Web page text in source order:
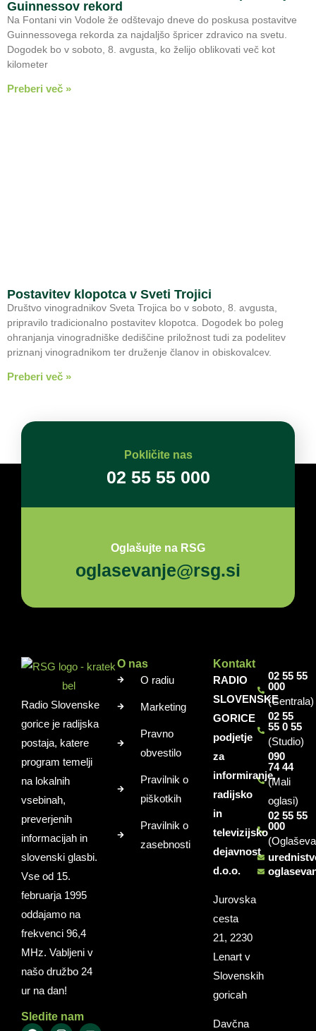
Guinnessov rekord
Na Fontani vin Vodole že odštevajo dneve do poskusa postavitve
Guinnessovega rekorda za najdaljšo špricer zdravico na svetu.
Dogodek bo v soboto, 8. avgusta, ko želijo oblikovati več kot
kilometer
Preberi več »
Postavitev klopotca v Sveti Trojici
Društvo vinogradnikov Sveta Trojica bo v soboto, 8. avgusta,
pripravilo tradicionalno postavitev klopotca. Dogodek bo poleg
ohranjanja vinogradniške dediščine priložnost tudi za podelitev
priznanj vinogradnikom ter druženje članov in obiskovalcev.
Preberi več »
Pokličite nas
02 55 55 000
Oglašujte na RSG
oglasevanje@rsg.si
Radio Slovenske
gorice je radijska
postaja, katere
program temelji
na lokalnih
vsebinah,
preverjenih
informacijah in
slovenski glasbi.
Vse od 15.
februarja 1995
oddajamo na
frekvenci 96,4
MHz. Vabljeni v
našo družbo 24
ur na dan!
Sledite nam
O nas
O radiu
Marketing
Pravno
obvestilo
Pravilnik o
piškotkih
Pravilnik o
zasebnosti
Kontakt
RADIO
SLOVENSKE
GORICE
podjetje
za
informiranje,
radijsko
in
televizijsko
dejavnost
d.o.o.
Jurovska
cesta
21, 2230
Lenart v
Slovenskih
goricah
Davčna
02 55 55
000
(Centrala)
02 55
55 0 55
(Studio)
090
74 44
(Mali
oglasi)
02 55 55
000